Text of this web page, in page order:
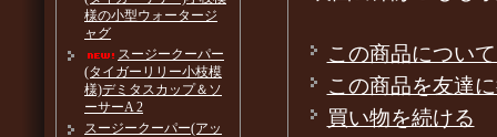
この商品につい
この商品を友達
買い物を続ける
様の小型ウォータージ
ャグ
スージークーパー
(タイガーリリー小枝模
様)デミタスカップ＆ソ
ーサーA 2
スージークーパー(アッ